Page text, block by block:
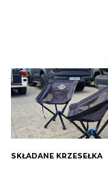
SKŁADANE KRZESEŁKA